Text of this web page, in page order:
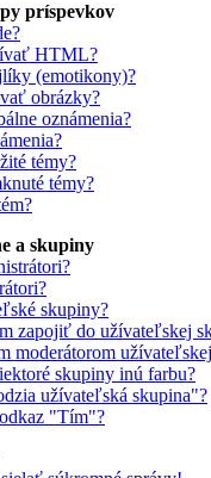
príspevkov
HTML?
(emotikony)?
obrázky?
oznámenia?
témy?
témy?
a skupiny
skupiny?
zapojiť do užívateľskej
moderátorom
skupiny inú farbu?
užívateľská skupina"?
"Tím"?